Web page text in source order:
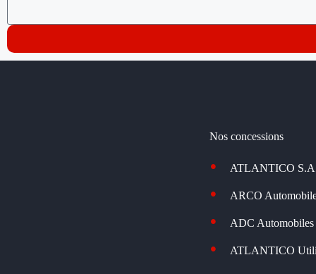
Nos concessions
ATLANTICO
ARCO
ADC Automobiles
ATLANTICO